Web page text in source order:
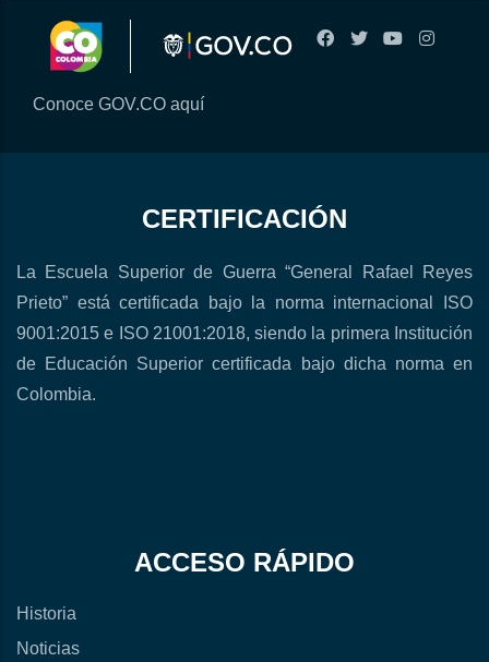
Conoce GOV.CO aquí
CERTIFICACIÓN
La Escuela Superior de Guerra “General Rafael Reyes
Prieto” está certificada bajo la norma internacional ISO
9001:2015 e ISO 21001:2018, siendo la primera Institución
de Educación Superior certificada bajo dicha norma en
Colombia.
ACCESO RÁPIDO
Historia
Noticias